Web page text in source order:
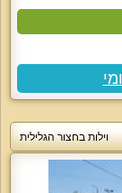
וילות בחצור הגלילית